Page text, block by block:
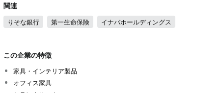
関連
りそな銀行 第一生命保険 イナバホールディングス
この企業の特徴
家具・インテリア製品
オフィス家具